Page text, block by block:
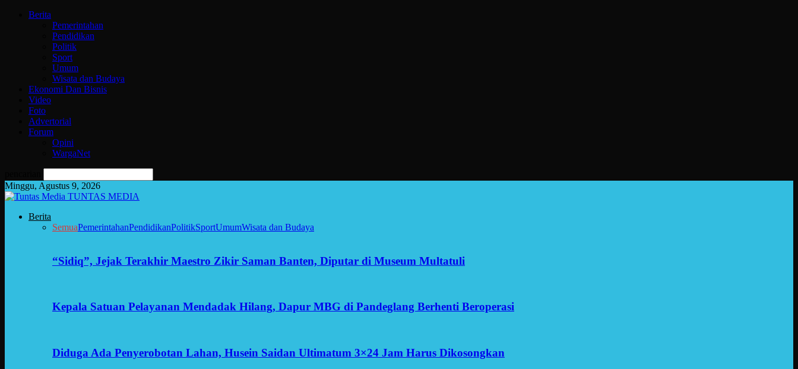
Berita
Pemerintahan
Pendidikan
Politik
Sport
Umum
Wisata dan Budaya
Ekonomi Dan Bisnis
Video
Foto
Advertorial
Forum
Opini
WargaNet
Minggu, Agustus 9, 2026
TUNTAS MEDIA
Berita
SemuaPemerintahanPendidikanPolitikSportUmumWisata dan Budaya
“Sidiq”, Jejak Terakhir Maestro Zikir Saman Banten, Diputar di Museum Multatuli
Kepala Satuan Pelayanan Mendadak Hilang, Dapur MBG di Pandeglang Berhenti Beroperasi
Diduga Ada Penyerobotan Lahan, Husein Saidan Ultimatum 3×24 Jam Harus Dikosongkan